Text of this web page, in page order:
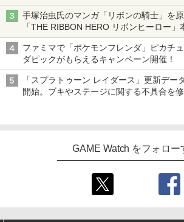
ライン販売開始
手塚治虫氏のマンガ「リボンの騎士」を
「THE RIBBON HERO リボンヒーロー」
ファミマで「ポケモンフレンダ」ピカチ
ダピックがもらえるキャンペーン開催！
「スプラトゥーン レイダース」更新デー
開始。ブキやステージに関する不具合を
GAME Watch をフォロー